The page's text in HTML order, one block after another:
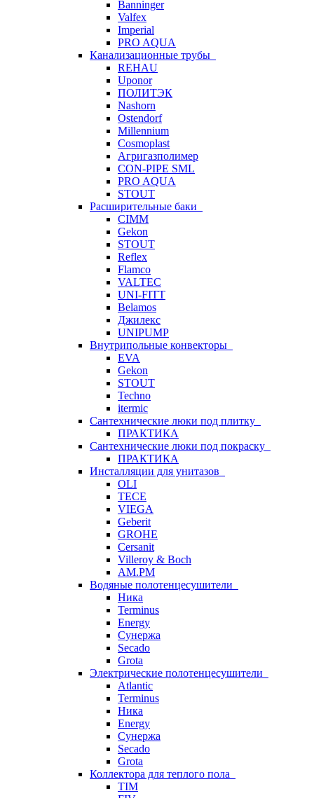
Banninger
Valfex
Imperial
PRO AQUA
Канализационные трубы
REHAU
Uponor
ПОЛИТЭК
Nashorn
Ostendorf
Millennium
Cosmoplast
Агригазполимер
CON-PIPE SML
PRO AQUA
STOUT
Расширительные баки
CIMM
Gekon
STOUT
Reflex
Flamco
VALTEC
UNI-FITT
Belamos
Джилекс
UNIPUMP
Внутрипольные конвекторы
EVA
Gekon
STOUT
Techno
itermic
Сантехнические люки под плитку
ПРАКТИКА
Сантехнические люки под покраску
ПРАКТИКА
Инсталляции для унитазов
OLI
TECE
VIEGA
Geberit
GROHE
Cersanit
Villeroy & Boch
AM.PM
Водяные полотенцесушители
Ника
Terminus
Energy
Сунержа
Secado
Grota
Электрические полотенцесушители
Atlantic
Terminus
Ника
Energy
Сунержа
Secado
Grota
Коллектора для теплого пола
TIM